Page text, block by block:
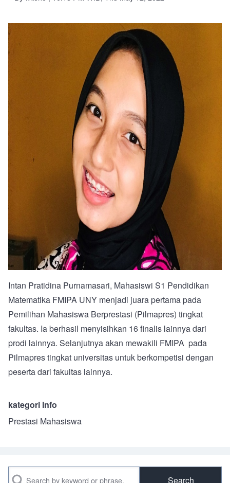
Intan Pratidina Purnamasari, Mahasiswi S1 Pendidikan
Matematika FMIPA UNY menjadi juara pertama pada
Pemilihan Mahasiswa Berprestasi (Pilmapres) tingkat
fakultas. Ia berhasil menyisihkan 16 finalis lainnya dari
prodi lainnya. Selanjutnya akan mewakili FMIPA pada
Pilmapres tingkat universitas untuk berkompetisi dengan
peserta dari fakultas lainnya.
kategori Info
Prestasi Mahasiswa
Search